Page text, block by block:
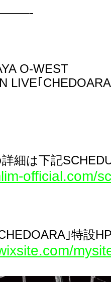
O-WEST
LIVE｢
細は下記
official.com/
｣特設